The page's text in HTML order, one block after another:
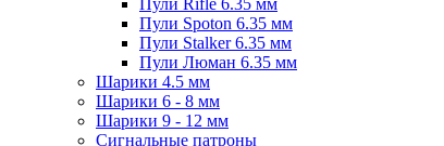
Пули Spoton 6.35 мм
Пули Stalker 6.35 мм
Пули Люман 6.35 мм
Шарики 4.5 мм
Шарики 6 - 8 мм
Шарики 9 - 12 мм
Сигнальные патроны